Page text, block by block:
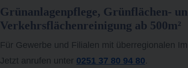
Grünanlagenpflege, Grünflächen-
Verkehrsflächenreinigung ab 500m²
Für Gewerbe und Filialen mit überregionalen
Jetzt anrufen unter 0251 37 80 94 80.